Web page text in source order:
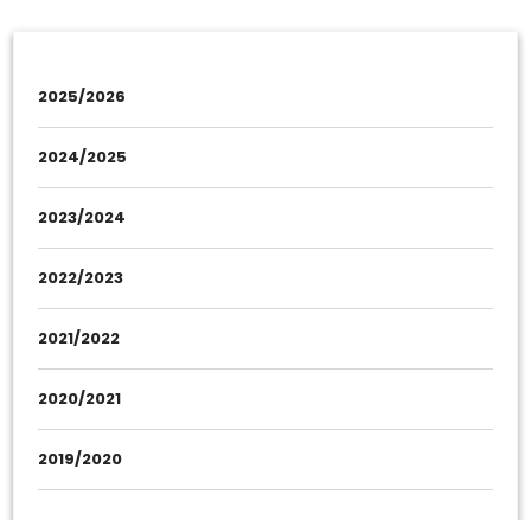
2025/2026
2024/2025
2023/2024
2022/2023
2021/2022
2020/2021
2019/2020